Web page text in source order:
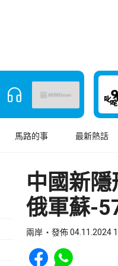
馬路的事 最新熱話
中國新
俄軍蘇-
兩岸 發佈 04.11.2024
Share to Facebook
Share to